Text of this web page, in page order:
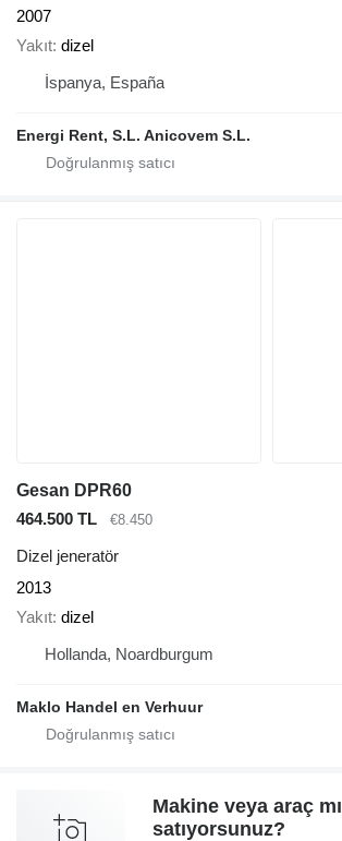
2007
Yakıt dizel
İspanya, España
Energi Rent, S.L. Anicovem S.L.
Gesan DPR60
464.500 TL
€8.450
Dizel jeneratör
2013
Yakıt dizel
Hollanda, Noardburgum
Maklo Handel en Verhuur
Makine veya araç mı
satıyorsunuz?